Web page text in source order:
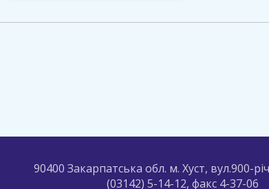
90400 Закарпатська обл. м. Хуст, вул.900-
(03142) 5-14-12, факс 4-37-06